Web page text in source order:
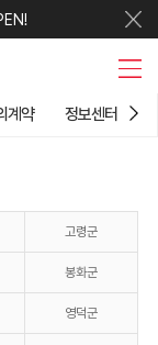
계약 정보센터
고령군
봉화군
영덕군